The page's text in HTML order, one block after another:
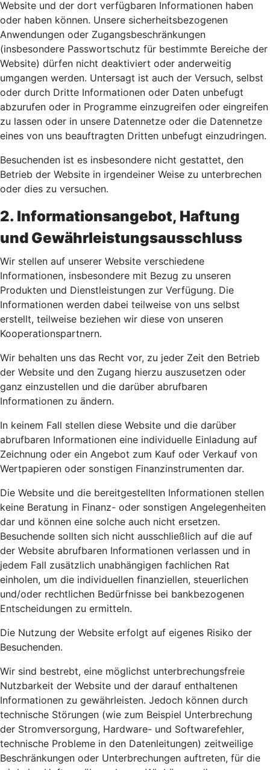
Website und der dort verfügbaren Informationen haben
oder haben können. Unsere sicherheitsbezogenen
Anwendungen oder Zugangsbeschränkungen
(insbesondere Passwortschutz für bestimmte Bereiche der
Website) dürfen nicht deaktiviert oder anderweitig
umgangen werden. Untersagt ist auch der Versuch, selbst
oder durch Dritte Informationen oder Daten unbefugt
abzurufen oder in Programme einzugreifen oder eingreifen
zu lassen oder in unsere Datennetze oder die Datennetze
eines von uns beauftragten Dritten unbefugt einzudringen.
Besuchenden ist es insbesondere nicht gestattet, den
Betrieb der Website in irgendeiner Weise zu unterbrechen
oder dies zu versuchen.
2. Informationsangebot, Haftung
und Gewährleistungsausschluss
Wir stellen auf unserer Website verschiedene
Informationen, insbesondere mit Bezug zu unseren
Produkten und Dienstleistungen zur Verfügung. Die
Informationen werden dabei teilweise von uns selbst
erstellt, teilweise beziehen wir diese von unseren
Kooperationspartnern.
Wir behalten uns das Recht vor, zu jeder Zeit den Betrieb
der Website und den Zugang hierzu auszusetzen oder
ganz einzustellen und die darüber abrufbaren
Informationen zu ändern.
In keinem Fall stellen diese Website und die darüber
abrufbaren Informationen eine individuelle Einladung auf
Zeichnung oder ein Angebot zum Kauf oder Verkauf von
Wertpapieren oder sonstigen Finanzinstrumenten dar.
Die Website und die bereitgestellten Informationen stellen
keine Beratung in Finanz- oder sonstigen Angelegenheiten
dar und können eine solche auch nicht ersetzen.
Besuchende sollten sich nicht ausschließlich auf die auf
der Website abrufbaren Informationen verlassen und in
jedem Fall zusätzlich unabhängigen fachlichen Rat
einholen, um die individuellen finanziellen, steuerlichen
und/oder rechtlichen Bedürfnisse bei bankbezogenen
Entscheidungen zu ermitteln.
Die Nutzung der Website erfolgt auf eigenes Risiko der
Besuchenden.
Wir sind bestrebt, eine möglichst unterbrechungsfreie
Nutzbarkeit der Website und der darauf enthaltenen
Informationen zu gewährleisten. Jedoch können durch
technische Störungen (wie zum Beispiel Unterbrechung
der Stromversorgung, Hardware- und Softwarefehler,
technische Probleme in den Datenleitungen) zeitweilige
Beschränkungen oder Unterbrechungen auftreten, für die